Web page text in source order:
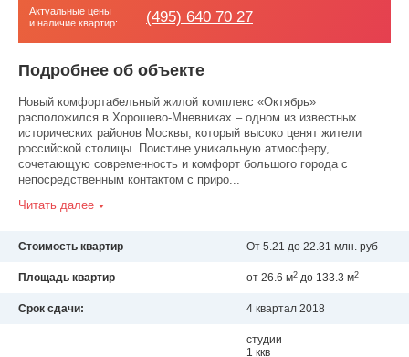
Актуальные цены
и наличие квартир:
(495) 640 70 27
Подробнее об объекте
Новый комфортабельный жилой комплекс «Октябрь»
расположился в Хорошево-Мневниках – одном из известных
исторических районов Москвы, который высоко ценят жители
российской столицы. Поистине уникальную атмосферу,
сочетающую современность и комфорт большого города с
непосредственным контактом с приро...
Читать далее
Стоимость квартир От 5.21 до 22.31 млн. руб
Площадь квартир от 26.6 м2 до 133.3 м2
Срок сдачи: 4 квартал 2018
студии
1 ккв